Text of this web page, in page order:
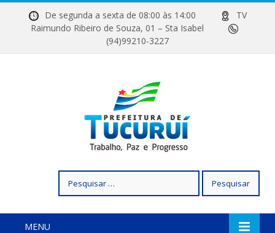
De segunda a sexta de 08:00 às 14:00
TV
Raimundo Ribeiro de Souza, 01 – Sta Isabel
(94)99210-3227
por:
MENU